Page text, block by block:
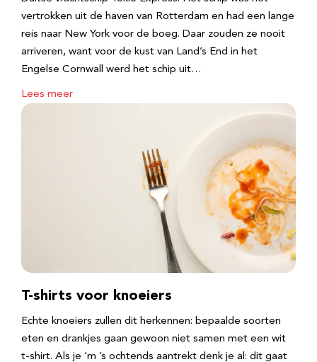
vertrokken uit de haven van Rotterdam en had een lange
reis naar New York voor de boeg. Daar zouden ze nooit
arriveren, want voor de kust van Land’s End in het
Engelse Cornwall werd het schip uit…
Lees meer
T-shirts voor knoeiers
Echte knoeiers zullen dit herkennen: bepaalde soorten
eten en drankjes gaan gewoon niet samen met een wit
t-shirt. Als je ‘m ’s ochtends aantrekt denk je al: dit gaat